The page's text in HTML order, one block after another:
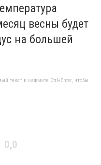
весны будет
на большей
текст и нажмите Ctrl+Enter, чтобы
0,0